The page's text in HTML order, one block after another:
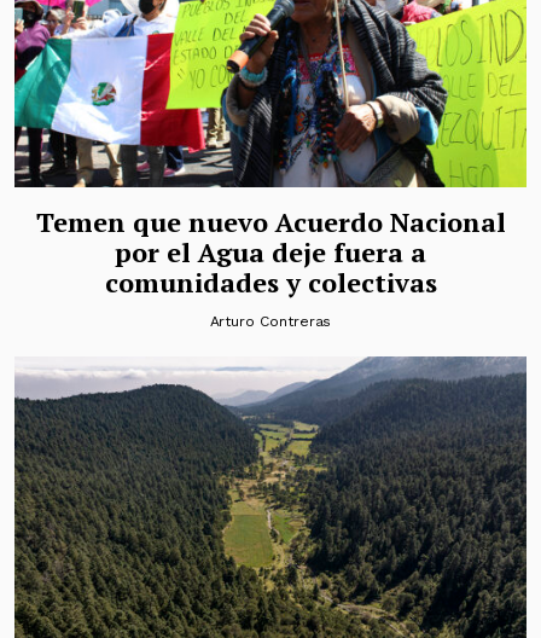
Temen que nuevo Acuerdo Nacional
por el Agua deje fuera a
comunidades y colectivas
Arturo Contreras